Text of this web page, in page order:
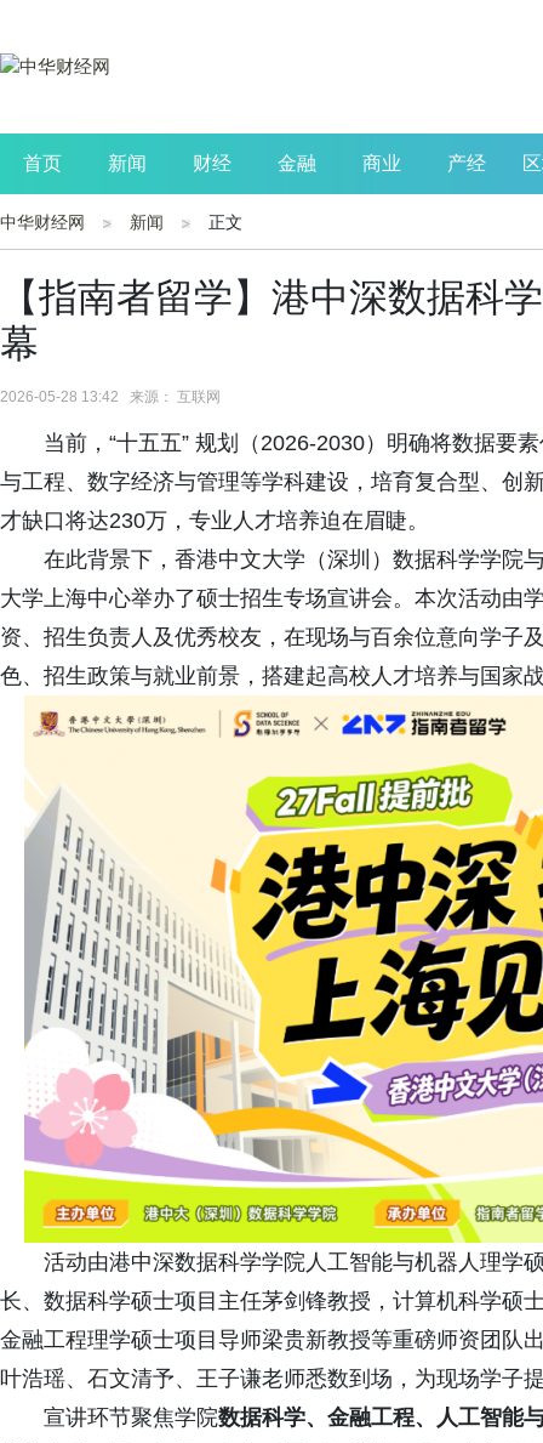
首页 新闻 财经 金融 商业 产经
公司 生活 读书
中华财经网 新闻 正文
【指南者留学】港中深数据科
幕
2026-05-28 13:42 来源： 互联网
当前，“十五五” 规划（2026-2030）明确将数据要
与工程、数字经济与管理等学科建设，培育复合型、创
才缺口将达230万，专业人才培养迫在眉睫。
在此背景下，香港中文大学（深圳）数据科学学院
大学上海中心举办了硕士招生专场宣讲会。本次活动由
资、招生负责人及优秀校友，在现场与百余位意向学子
色、招生政策与就业前景，搭建起高校人才培养与国家
活动由港中深数据科学学院人工智能与机器人理学
长、数据科学硕士项目主任茅剑锋教授，计算机科学硕
金融工程理学硕士项目导师梁贵新教授等重磅师资团队
叶浩瑶、石文清予、王子谦老师悉数到场，为现场学子
宣讲环节聚焦学院数据科学、金融工程、人工智能